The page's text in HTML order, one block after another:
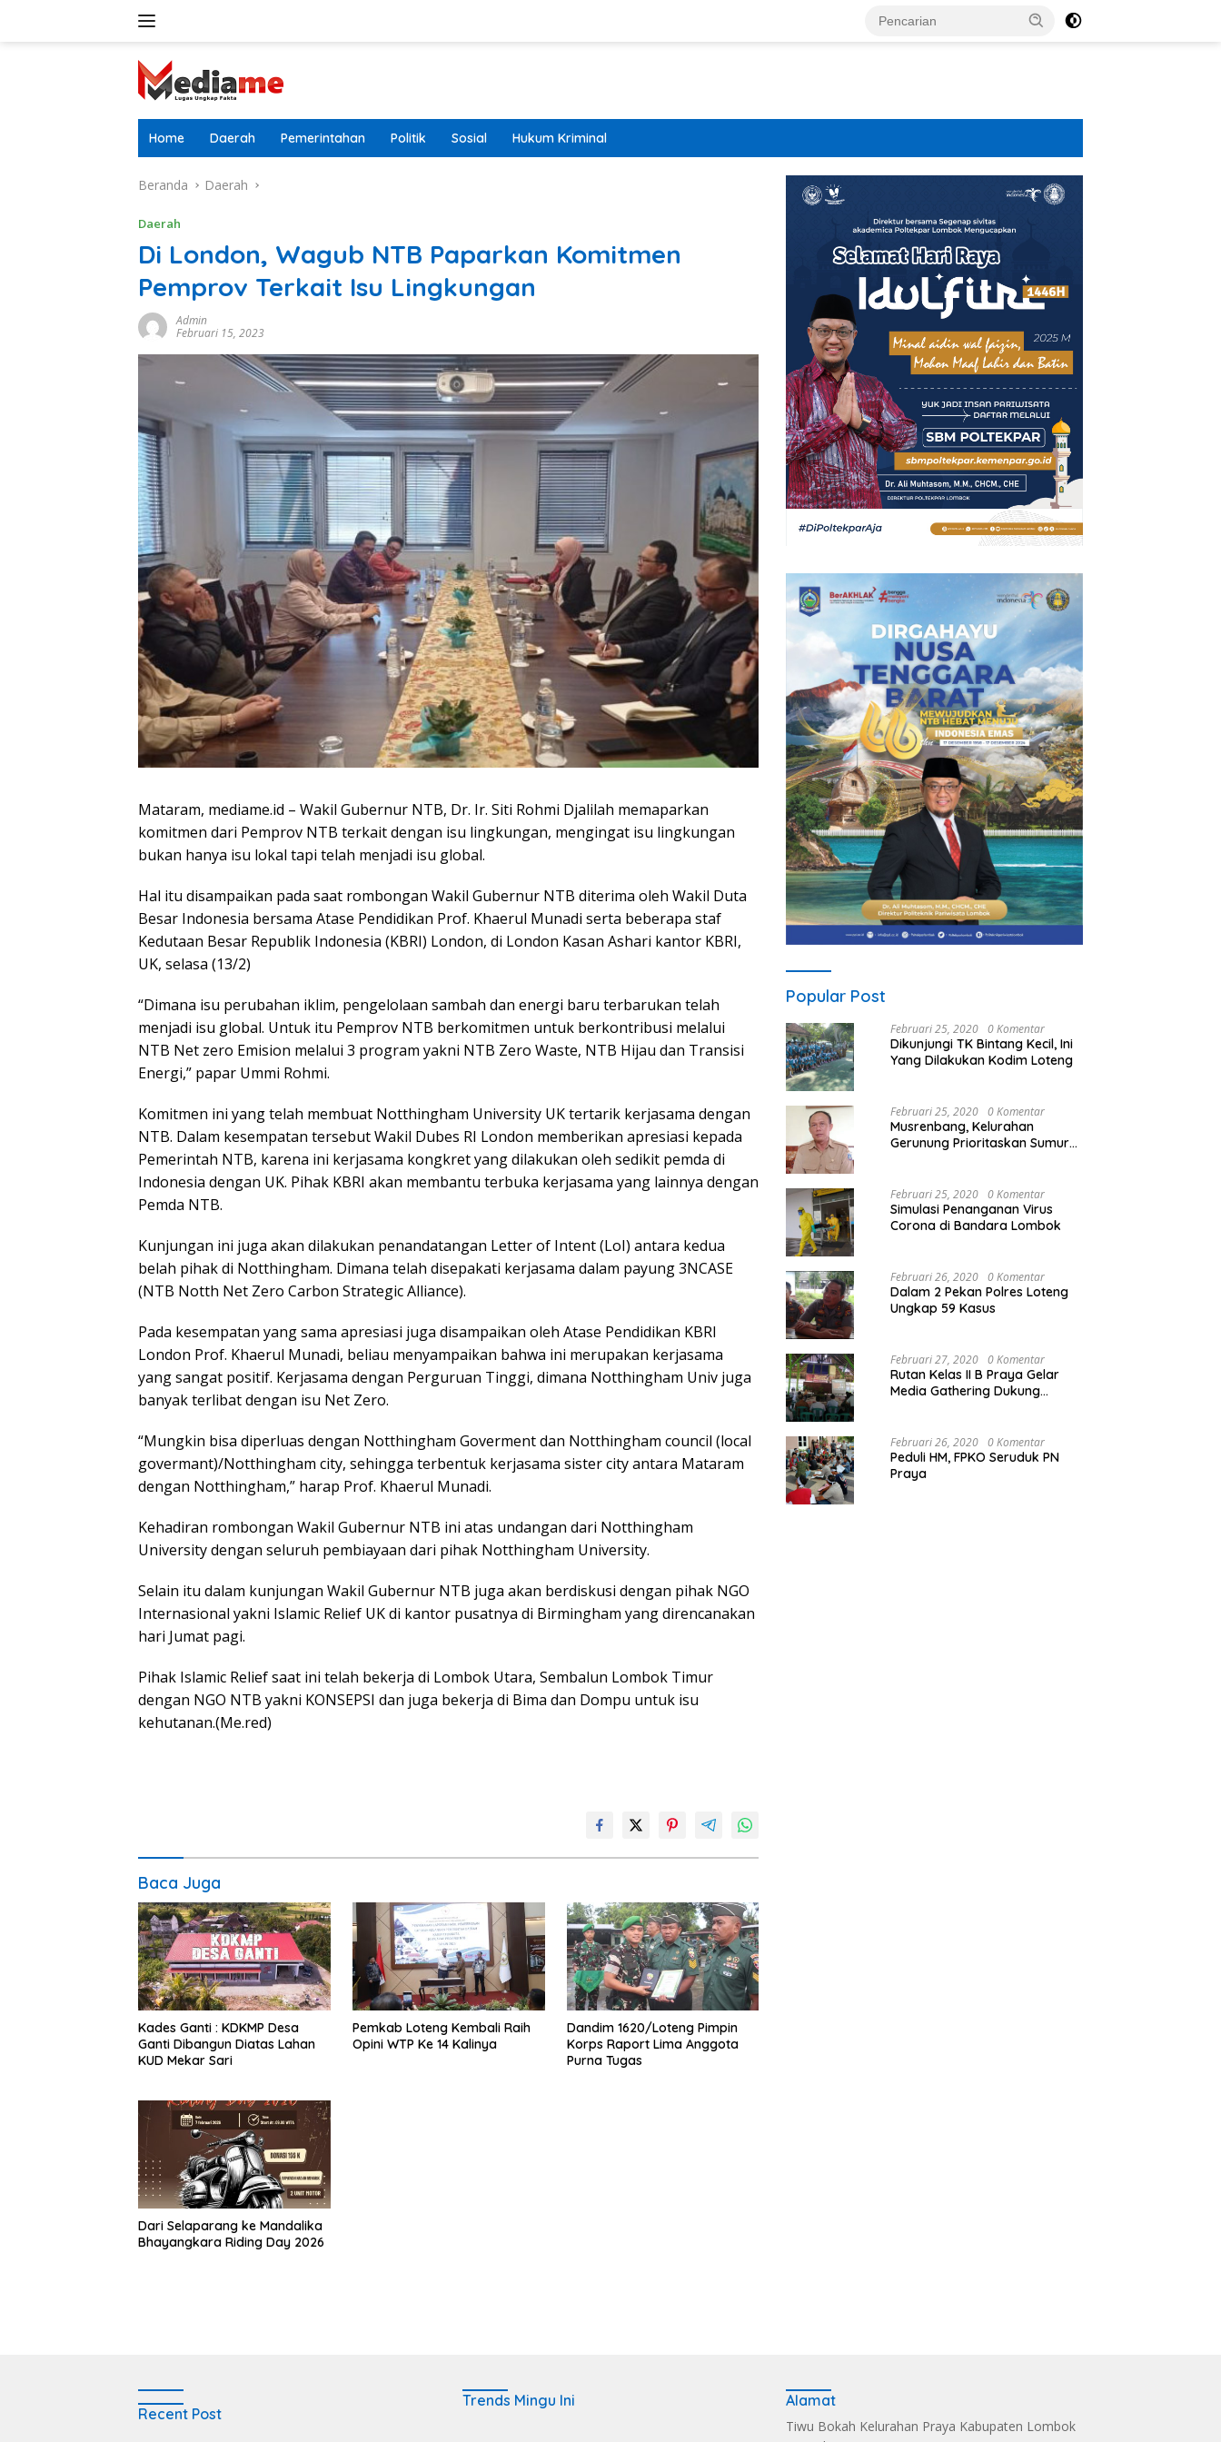
Home Daerah Pemerintahan Politik Sosial Hukum Kriminal
Beranda Daerah
Daerah
Di London, Wagub NTB Paparkan Komitmen
Pemprov Terkait Isu Lingkungan
Admin
Februari 15, 2023
Mataram, mediame.id – Wakil Gubernur NTB, Dr. Ir. Siti Rohmi Djalilah memaparkan
komitmen dari Pemprov NTB terkait dengan isu lingkungan, mengingat isu lingkungan
bukan hanya isu lokal tapi telah menjadi isu global.
Hal itu disampaikan pada saat rombongan Wakil Gubernur NTB diterima oleh Wakil Duta
Besar Indonesia bersama Atase Pendidikan Prof. Khaerul Munadi serta beberapa staf
Kedutaan Besar Republik Indonesia (KBRI) London, di London Kasan Ashari kantor KBRI,
UK, selasa (13/2)
“Dimana isu perubahan iklim, pengelolaan sambah dan energi baru terbarukan telah
menjadi isu global. Untuk itu Pemprov NTB berkomitmen untuk berkontribusi melalui
NTB Net zero Emision melalui 3 program yakni NTB Zero Waste, NTB Hijau dan Transisi
Energi,” papar Ummi Rohmi.
Komitmen ini yang telah membuat Notthingham University UK tertarik kerjasama dengan
NTB. Dalam kesempatan tersebut Wakil Dubes RI London memberikan apresiasi kepada
Pemerintah NTB, karena ini kerjasama kongkret yang dilakukan oleh sedikit pemda di
Indonesia dengan UK. Pihak KBRI akan membantu terbuka kerjasama yang lainnya dengan
Pemda NTB.
Kunjungan ini juga akan dilakukan penandatangan Letter of Intent (LoI) antara kedua
belah pihak di Notthingham. Dimana telah disepakati kerjasama dalam payung 3NCASE
(NTB Notth Net Zero Carbon Strategic Alliance).
Pada kesempatan yang sama apresiasi juga disampaikan oleh Atase Pendidikan KBRI
London Prof. Khaerul Munadi, beliau menyampaikan bahwa ini merupakan kerjasama
yang sangat positif. Kerjasama dengan Perguruan Tinggi, dimana Notthingham Univ juga
banyak terlibat dengan isu Net Zero.
“Mungkin bisa diperluas dengan Notthingham Goverment dan Notthingham council (local
govermant)/Notthingham city, sehingga terbentuk kerjasama sister city antara Mataram
dengan Notthingham,” harap Prof. Khaerul Munadi.
Kehadiran rombongan Wakil Gubernur NTB ini atas undangan dari Notthingham
University dengan seluruh pembiayaan dari pihak Notthingham University.
Selain itu dalam kunjungan Wakil Gubernur NTB juga akan berdiskusi dengan pihak NGO
Internasional yakni Islamic Relief UK di kantor pusatnya di Birmingham yang direncanakan
hari Jumat pagi.
Pihak Islamic Relief saat ini telah bekerja di Lombok Utara, Sembalun Lombok Timur
dengan NGO NTB yakni KONSEPSI dan juga bekerja di Bima dan Dompu untuk isu
kehutanan.(Me.red)
Baca Juga
Kades Ganti : KDKMP Desa
Ganti Dibangun Diatas Lahan
KUD Mekar Sari
Pemkab Loteng Kembali Raih
Opini WTP Ke 14 Kalinya
Dandim 1620/Loteng Pimpin
Korps Raport Lima Anggota
Purna Tugas
‎Dari Selaparang ke Mandalika
Bhayangkara Riding Day 2026
Popular Post
Februari 25, 2020 0 Komentar
Dikunjungi TK Bintang Kecil, Ini
Yang Dilakukan Kodim Loteng
Februari 25, 2020 0 Komentar
Musrenbang, Kelurahan
Gerunung Prioritaskan Sumur
Februari 25, 2020 0 Komentar
Simulasi Penanganan Virus
Corona di Bandara Lombok
Februari 26, 2020 0 Komentar
Dalam 2 Pekan Polres Loteng
Ungkap 59 Kasus
Februari 27, 2020 0 Komentar
Rutan Kelas II B Praya Gelar
Media Gathering Dukung
Februari 26, 2020 0 Komentar
Peduli HM, FPKO Seruduk PN
Praya
Recent Post
Trends Mingu Ini Alamat
Tiwu Bokah Kelurahan Praya Kabupaten Lombok